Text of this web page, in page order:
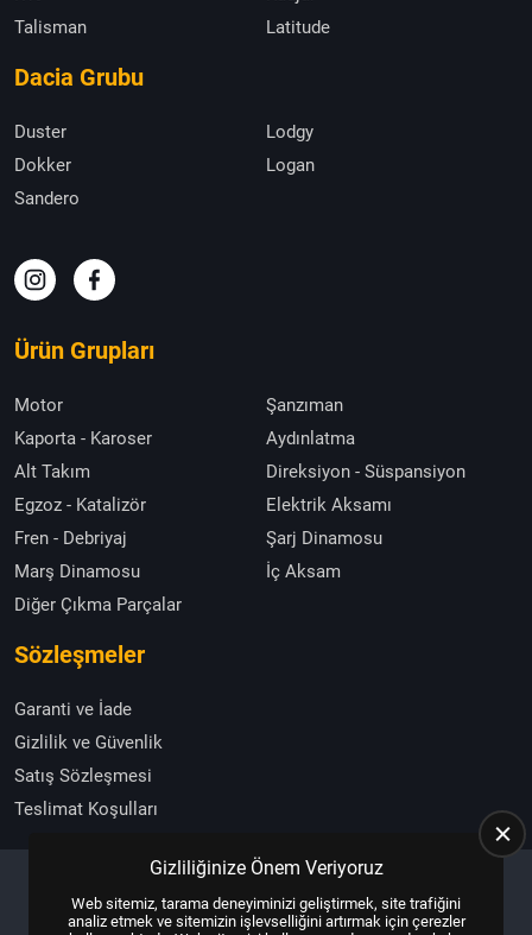
Talisman
Latitude
Dacia Grubu
Duster
Lodgy
Dokker
Logan
Sandero
Ürün Grupları
Motor
Şanzıman
Kaporta - Karoser
Aydınlatma
Alt Takım
Direksiyon - Süspansiyon
Egzoz - Katalizör
Elektrik Aksamı
Fren - Debriyaj
Şarj Dinamosu
Marş Dinamosu
İç Aksam
Diğer Çıkma Parçalar
Sözleşmeler
Garanti ve İade
Gizlilik ve Güvenlik
Satış Sözleşmesi
Teslimat Koşulları
Copyright © 2025, All Right ReservedUS YAZILIM
Gizliliğinize Önem Veriyoruz
Web sitemiz, tarama deneyiminizi geliştirmek, site trafiğini
analiz etmek ve sitemizin işlevselliğini artırmak için çerezler